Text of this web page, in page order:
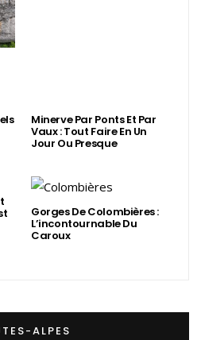
Minerve Par Ponts Et Par
Vaux : Tout Faire En Un
Jour Ou Presque
Gorges De Colombières :
L’incontournable Du
Caroux
ALPES